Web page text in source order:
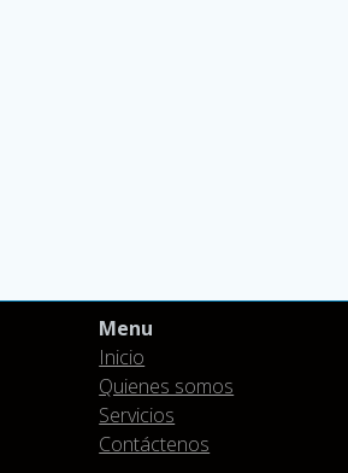
Menu
Inicio
Quienes somos
Servicios
Contáctenos